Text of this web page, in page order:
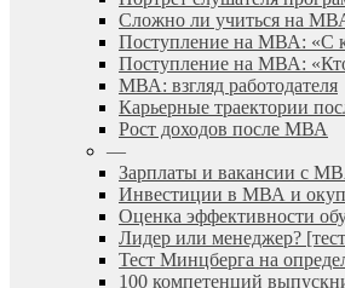
Сложно ли учиться на
Поступление на МВА: «С
Поступление на МВА: «Кто
МВА: взгляд работодателя
Карьерные траектории
Рост доходов после МВА
—
Зарплаты и вакансии с
Инвестиции в МВА и
Оценка эффективности
Лидер или менеджер?
Тест Минцберга на
100 компетенций